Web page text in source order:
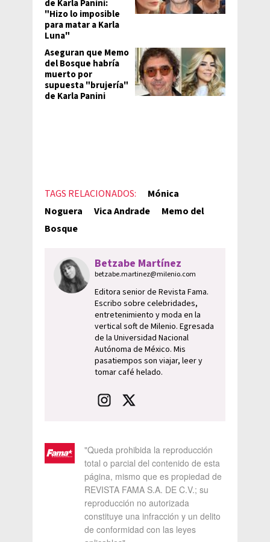
de Karla Panini:
"Hizo lo imposible
para matar a Karla
Luna"
Aseguran que Memo
del Bosque habría
muerto por
supuesta "brujería"
de Karla Panini
TAGS RELACIONADOS:
Mónica
Noguera
Vica Andrade
Memo del
Bosque
Betzabe Martínez
betzabe.martinez@milenio.com
Editora senior de Revista Fama.
Escribo sobre celebridades,
entretenimiento y moda en la
vertical soft de Milenio. Egresada
de la Universidad Nacional
Autónoma de México. Mis
pasatiempos son viajar, leer y
tomar café helado.
"Queda prohibida la reproducción
total o parcial del contenido de esta
página, mismo que es propiedad de
REVISTA FAMA S.A. DE C.V.; su
reproducción no autorizada
constituye una infracción y un delito
de conformidad con las leyes